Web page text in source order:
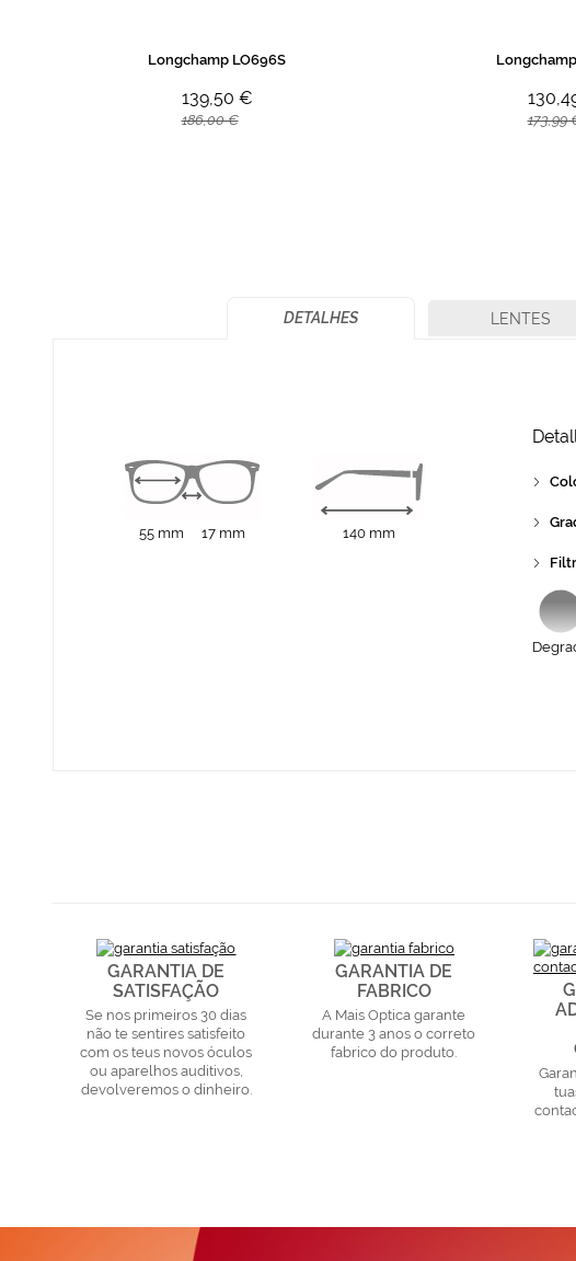
Longchamp LO696S
139,50 €
186,00 € 173,99
DETALHES
55 mm 17 mm 140 mm
LENTES
GARANTIA DE
SATISFAÇÃO
Se nos primeiros 30 dias
não te sentires satisfeito
com os teus novos óculos
ou aparelhos auditivos,
devolveremos o dinheiro.
GARANTIA DE
FABRICO
A Mais Optica garante
durante 3 anos o correto
fabrico do produto.